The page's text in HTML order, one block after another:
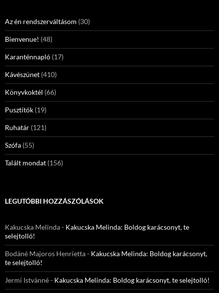
Az én rendszerváltásom (30)
Bienvenue! (48)
Karanténnapló (17)
Kávészünet (410)
Könyvkoktél (66)
Pusztítók (19)
Ruhatár (121)
Szófa (55)
Talált mondat (156)
LEGUTÓBBI HOZZÁSZÓLÁSOK
Kakucska Melinda- Kakucska Melinda: Boldog karácsonyt, te
selejtolló!
Bodáné Majoros Henrietta- Kakucska Melinda: Boldog karácsonyt,
te selejtolló!
Jermi Istvànné- Kakucska Melinda: Boldog karácsonyt, te selejtolló!